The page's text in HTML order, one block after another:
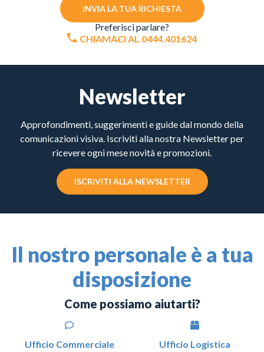
INVIA LA TUA RICHIESTA
Preferisci parlare?
CHIAMACI AL 0444.401624
Newsletter
Approfondimenti, suggerimenti e guide dal mondo della
comunicazioni visiva. Iscriviti alla nostra Newsletter per
ricevere ogni mese novità e promozioni.
ISCRIVITI ALLA NEWSLETTER
Il nostro personale è a tua
disposizione
Come possiamo aiutarti?
Ufficio Commerciale Ufficio Logistica